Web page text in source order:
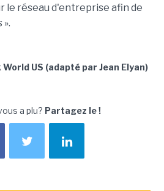
le réseau d'entreprise afin de
US (adapté par Jean Elyan)
a plu? Partagez le !